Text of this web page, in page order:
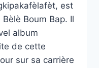
est
Boum Bap. Il
album
de cette
sur sa carrière